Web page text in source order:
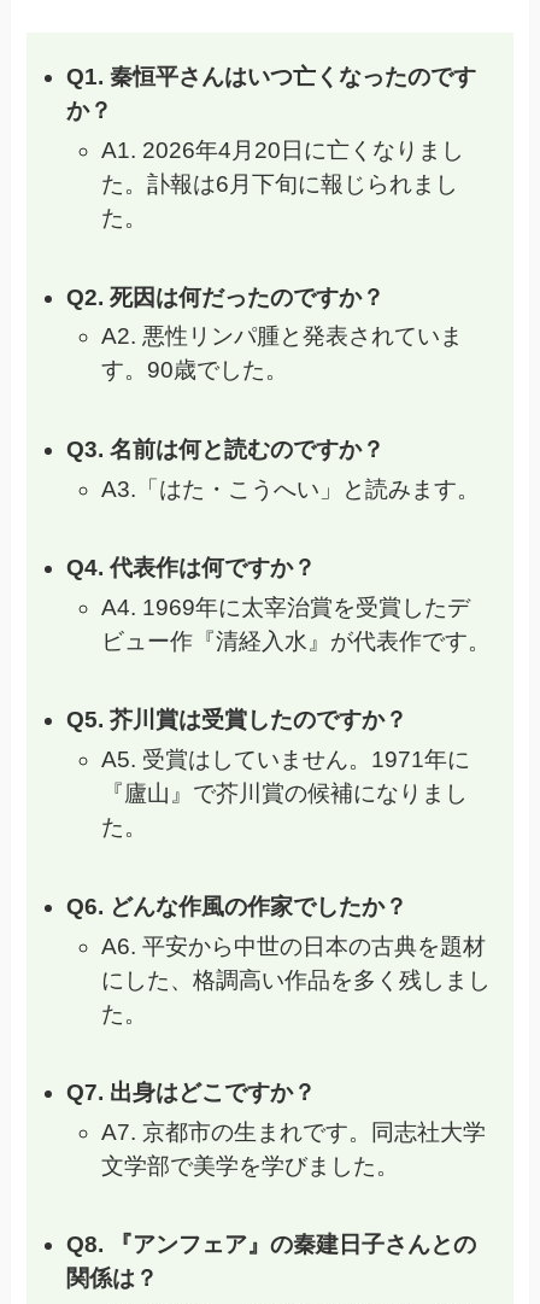
Q1. 秦恒平さんはいつ亡くなったのです
か？
A1. 2026年4月20日に亡くなりまし
た。訃報は6月下旬に報じられまし
た。
Q2. 死因は何だったのですか？
A2. 悪性リンパ腫と発表されていま
す。90歳でした。
Q3. 名前は何と読むのですか？
A3.「はた・こうへい」と読みます。
Q4. 代表作は何ですか？
A4. 1969年に太宰治賞を受賞したデ
ビュー作『清経入水』が代表作です。
Q5. 芥川賞は受賞したのですか？
A5. 受賞はしていません。1971年に
『廬山』で芥川賞の候補になりまし
た。
Q6. どんな作風の作家でしたか？
A6. 平安から中世の日本の古典を題材
にした、格調高い作品を多く残しまし
た。
Q7. 出身はどこですか？
A7. 京都市の生まれです。同志社大学
文学部で美学を学びました。
Q8. 『アンフェア』の秦建日子さんとの
関係は？